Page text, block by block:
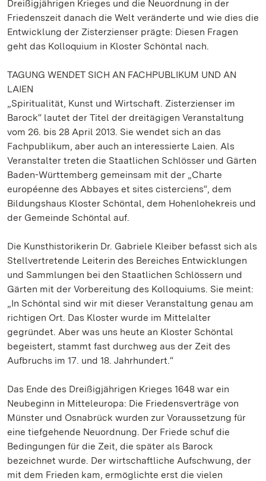
Dreißigjährigen Krieges und die Neuordnung in der
Friedenszeit danach die Welt veränderte und wie dies die
Entwicklung der Zisterzienser prägte: Diesen Fragen
geht das Kolloquium in Kloster Schöntal nach.
TAGUNG WENDET SICH AN FACHPUBLIKUM UND AN
LAIEN
„Spiritualität, Kunst und Wirtschaft. Zisterzienser im
Barock“ lautet der Titel der dreitägigen Veranstaltung
vom 26. bis 28 April 2013. Sie wendet sich an das
Fachpublikum, aber auch an interessierte Laien. Als
Veranstalter treten die Staatlichen Schlösser und Gärten
Baden-Württemberg gemeinsam mit der „Charte
européenne des Abbayes et sites cisterciens“, dem
Bildungshaus Kloster Schöntal, dem Hohenlohekreis und
der Gemeinde Schöntal auf.
Die Kunsthistorikerin Dr. Gabriele Kleiber befasst sich als
Stellvertretende Leiterin des Bereiches Entwicklungen
und Sammlungen bei den Staatlichen Schlössern und
Gärten mit der Vorbereitung des Kolloquiums. Sie meint:
„In Schöntal sind wir mit dieser Veranstaltung genau am
richtigen Ort. Das Kloster wurde im Mittelalter
gegründet. Aber was uns heute an Kloster Schöntal
begeistert, stammt fast durchweg aus der Zeit des
Aufbruchs im 17. und 18. Jahrhundert.“
Das Ende des Dreißigjährigen Krieges 1648 war ein
Neubeginn in Mitteleuropa: Die Friedensverträge von
Münster und Osnabrück wurden zur Voraussetzung für
eine tiefgehende Neuordnung. Der Friede schuf die
Bedingungen für die Zeit, die später als Barock
bezeichnet wurde. Der wirtschaftliche Aufschwung, der
mit dem Frieden kam, ermöglichte erst die vielen